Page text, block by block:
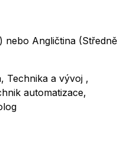
nebo Angličtina (Středně
Technika a vývoj ,
automatizace,